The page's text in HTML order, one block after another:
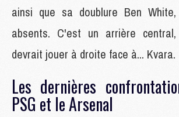
ainsi que sa doublure Ben
absents. C'est un arrière central,
devrait jouer à droite face à... Kvara.
Les dernières
PSG et le Arsenal